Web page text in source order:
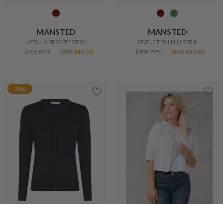
FREEQUENT
FEMININ STRIK VEST
DKK 300,-
DKK 240,-
MANSTED
LAURA CARDIGAN
DKK 799,-
DKK 499,-
50%